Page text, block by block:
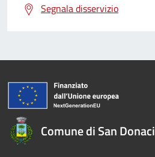
Segnala disservizio
Comune di San Donaci